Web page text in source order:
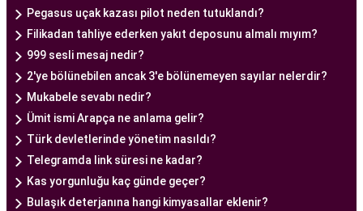
güvenli hale getirir.
Ankara Tüp Bebek Merkezi, hasta odaklı hizmet
anlayışı ve etik prensipler çerçevesinde, çiftlere
sağlıklı bir gebelik yaşama şansı tanıyan kapsamlı
bir tüp bebek hizmeti sunar.
Ankara Tüp Bebek Doktoru
Tüp bebek tedavisi, uzman bir ekibin liderliğinde
ve deneyimli bir doktorun rehberliğinde
yürütülmesi gereken bir süreçtir. Ankara Tüp
Pegasus uçak kazası pilot neden tutuklandı?
Filikadan tahliye ederken yakıt deposunu almalı mıyım?
999 sesli mesaj nedir?
2'ye bölünebilen ancak 3'e bölünemeyen sayılar nelerdir?
Mukabele sevabı nedir?
Ümit ismi Arapça ne anlama gelir?
Türk devletlerinde yönetim nasıldı?
Telegramda link süresi ne kadar?
Kas yorgunluğu kaç günde geçer?
Bulaşık deterjanına hangi kimyasallar eklenir?